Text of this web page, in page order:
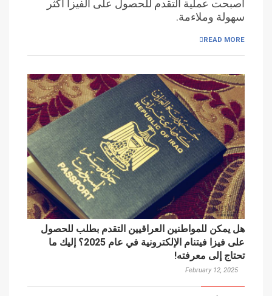
أصبحت عملية التقدم للحصول على الفيزا أكثر
سهولة وملاءمة.
READ MORE
هل يمكن للمواطنين العراقيين التقدم بطلب للحصول
على فيزا فيتنام الإلكترونية في عام 2025؟ إليك ما
تحتاج إلى معرفته!
February 12, 2025